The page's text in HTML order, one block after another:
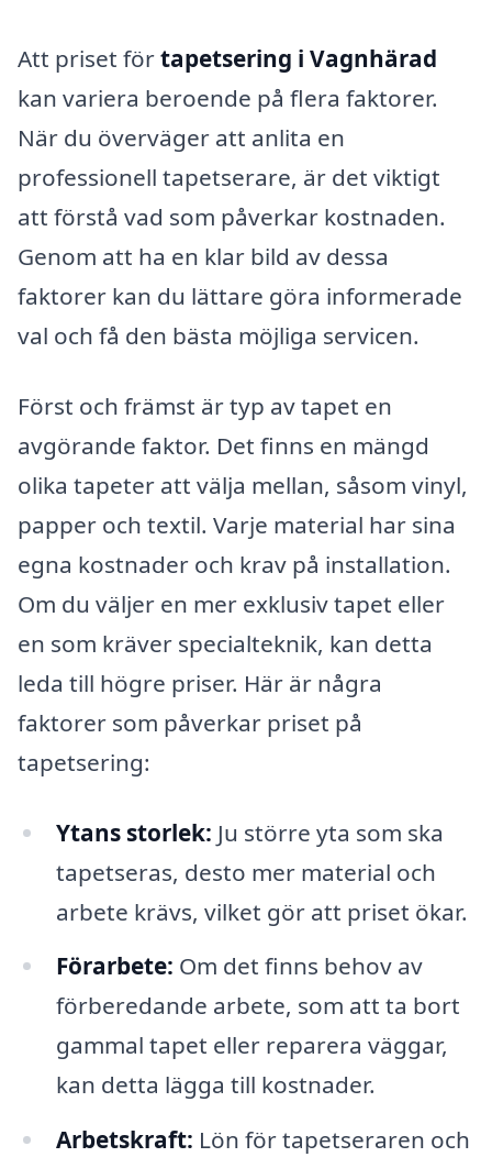
Att priset förtapetsering i Vagnhärad
kan variera beroende på flera faktorer.
När du överväger att anlita en
professionell tapetserare, är det viktigt
att förstå vad som påverkar kostnaden.
Genom att ha en klar bild av dessa
faktorer kan du lättare göra informerade
val och få den bästa möjliga servicen.
Först och främst är typ av tapet en
avgörande faktor. Det finns en mängd
olika tapeter att välja mellan, såsom vinyl,
papper och textil. Varje material har sina
egna kostnader och krav på installation.
Om du väljer en mer exklusiv tapet eller
en som kräver specialteknik, kan detta
leda till högre priser. Här är några
faktorer som påverkar priset på
tapetsering:
Ytans storlek: Ju större yta som ska
tapetseras, desto mer material och
arbete krävs, vilket gör att priset ökar.
Förarbete: Om det finns behov av
förberedande arbete, som att ta bort
gammal tapet eller reparera väggar,
kan detta lägga till kostnader.
Arbetskraft: Lön för tapetseraren och